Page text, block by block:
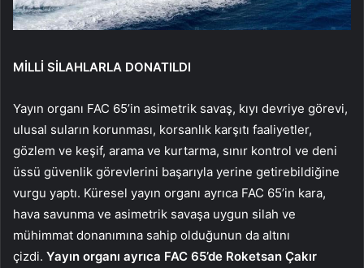
MİLLİ SİLAHLARLA DONATILDI
Yayın organı FAC 65’in asimetrik savaş, kıyı devriye görevi,
ulusal suların korunması, korsanlık karşıtı faaliyetler,
gözlem ve keşif, arama ve kurtarma, sınır kontrol ve deni
üssü güvenlik görevlerini başarıyla yerine getirebildiğine
vurgu yaptı. Küresel yayın organı ayrıca FAC 65’in kara,
hava savunma ve asimetrik savaşa uygun silah ve
mühimmat donanımına sahip olduğunun da altını
çizdi. Yayın organı ayrıca FAC 65’de Roketsan Çakır